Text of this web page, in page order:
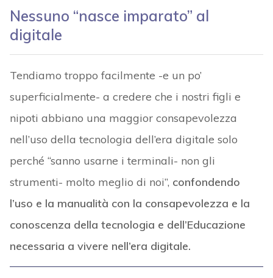
Nessuno “nasce imparato” al
digitale
Tendiamo troppo facilmente -e un po’
superficialmente- a credere che i nostri figli e
nipoti abbiano una maggior consapevolezza
nell’uso della tecnologia dell’era digitale solo
perché “sanno usarne i terminali- non gli
strumenti- molto meglio di noi”, confondendo
l’uso e la manualità con la consapevolezza e la
conoscenza della tecnologia e dell’Educazione
necessaria a vivere nell’era digitale.